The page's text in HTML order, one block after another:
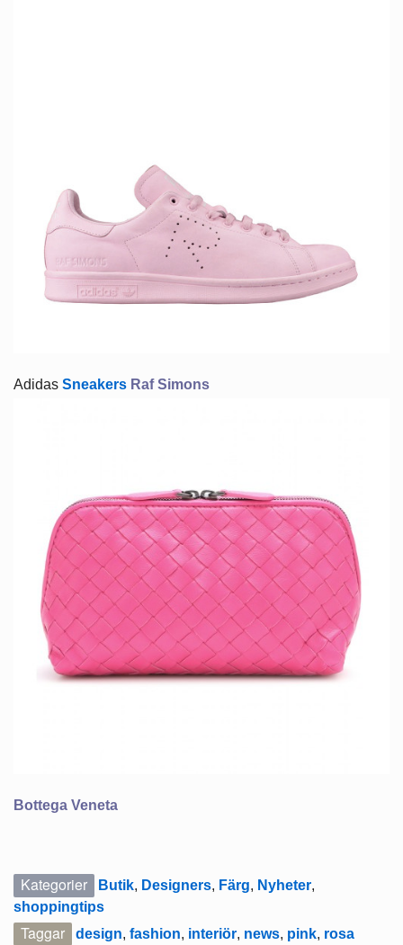
Adidas Sneakers Raf Simons
Bottega Veneta
Kategorier Butik, Designers, Färg, Nyheter,
shoppingtips
Taggar design, fashion, interiör, news, pink, rosa